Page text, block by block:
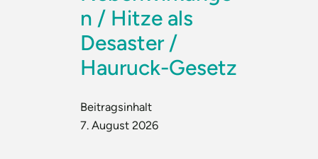
n / Hitze als
Desaster /
Hauruck-Gesetz
Beitragsinhalt
7. August 2026